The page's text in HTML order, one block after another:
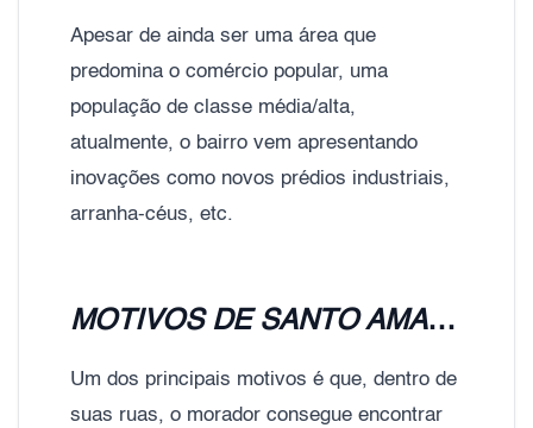
Apesar de ainda ser uma área que
predomina o comércio popular, uma
população de classe média/alta,
atualmente, o bairro vem apresentando
inovações como novos prédios industriais,
arranha-céus, etc.
MOTIVOS DE SANTO AMARO SER UMA CIDADE
Um dos principais motivos é que, dentro de
suas ruas, o morador consegue encontrar